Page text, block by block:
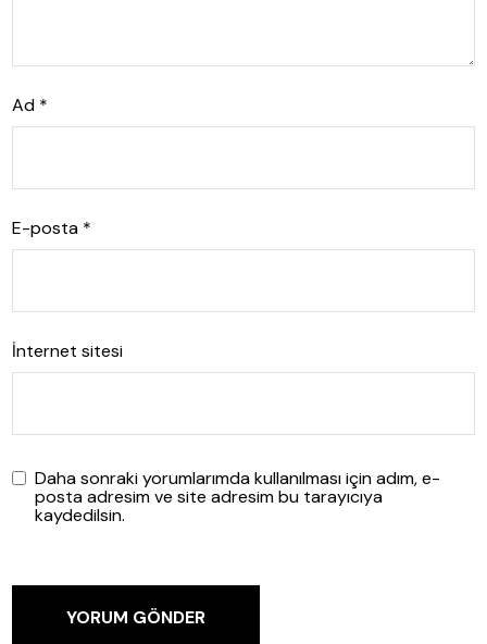
Ad *
E-posta *
İnternet sitesi
Daha sonraki yorumlarımda kullanılması için adım, e-
posta adresim ve site adresim bu tarayıcıya
kaydedilsin.
YORUM GÖNDER